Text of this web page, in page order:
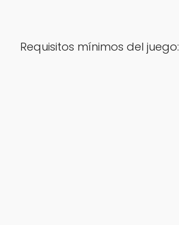
Requisitos mínimos del juego: